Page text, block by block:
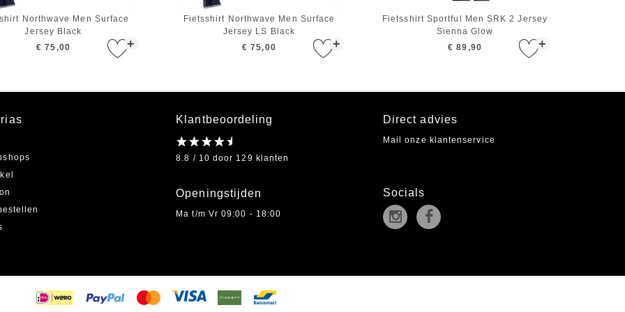
+
Northwave Men Surface
Jersey Black
€ 75,00
+
Fietsshirt Northwave Men Surface
Jersey LS Black
€ 75,00
+
Fietsshirt Sportful Men SRK 2 Jersey
Sienna Glow
€ 89,90
Klantbeoordeling
8.8 / 10 door 129 klanten
Openingstijden
Ma t/m Vr 09:00 - 18:00
Direct advies
Mail onze klantenservice
Socials